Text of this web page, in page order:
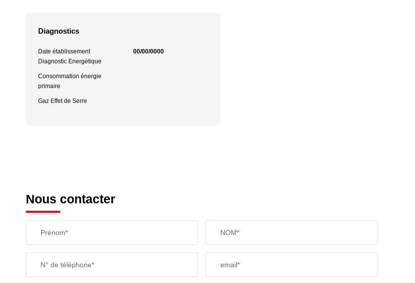
Diagnostics
Date établissement
Diagnostic Energétique
00/00/0000
Consommation énergie
primaire
Gaz Effet de Serre
Nous contacter
Prénom* NOM*
N° de téléphone* email*